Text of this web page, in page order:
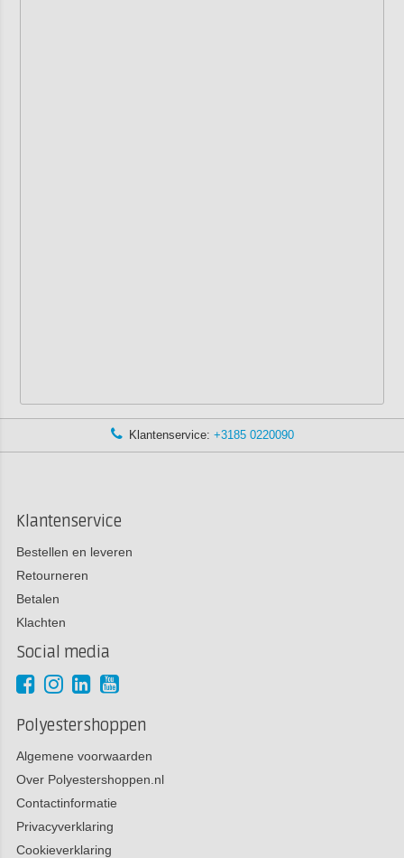
Klantenservice: +3185 0220090
Klantenservice
Bestellen en leveren
Retourneren
Betalen
Klachten
Social media
Polyestershoppen
Algemene voorwaarden
Over Polyestershoppen.nl
Contactinformatie
Privacyverklaring
Cookieverklaring